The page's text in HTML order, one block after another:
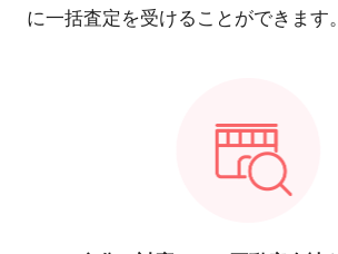
に一括査定を受けることができます。